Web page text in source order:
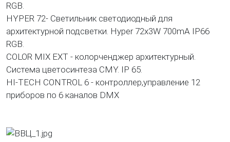
RGB.
HYPER 72- Светильник светодиодный для
архитектурной подсветки. Hyper 72x3W 700mA IP66
RGB.
COLOR MIX EXT - колорченджер архитектурный.
Система цветосинтеза CMY. IP 65.
HI-TECH CONTROL 6 - контроллер,управление 12
приборов по 6 каналов DMX